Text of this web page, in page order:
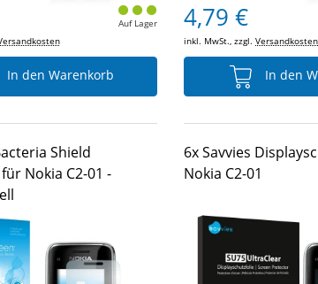
Auf Lager
In den Warenkorb
4,79 €
inkl. MwSt., zzgl.Versandkosten
In den
Shield
Nokia C2-01 -
6x Savvies
Nokia C2-01